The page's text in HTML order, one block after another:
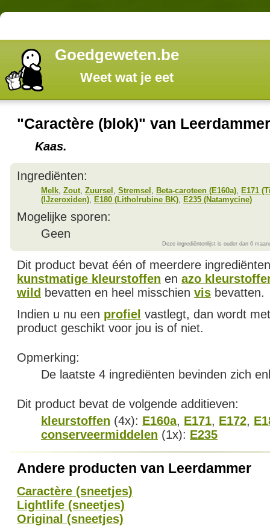
Goedgeweten.be
Weet wat je eet
"Caractère (blok)" van Leerdammer
Kaas.
Ingrediënten:
Melk Zout Zuursel Stremsel Beta-caroteen (E160a) E171
(IJzeroxiden) E180 (Litholrubine BK) E235 (Natamycine)
Mogelijke sporen:
Geen
Deze ingrediëntenlijst is ouder dan 6
Dit product bevat één of meerdere
kunstmatige kleurstoffen en azo
wild bevatten en heel misschien vis bevatten.
Indien u nu een profiel vastlegt, dan wordt
product geschikt voor jou is of niet.
Opmerking:
De laatste 4 ingrediënten bevinden zich
Dit product bevat de volgende additieven:
kleurstoffen (4x): E160a, E171, E172,
conserveermiddelen (1x): E235
Andere producten van Leerdammer
Caractère (sneetjes)
Lightlife (sneetjes)
Original (sneetjes)